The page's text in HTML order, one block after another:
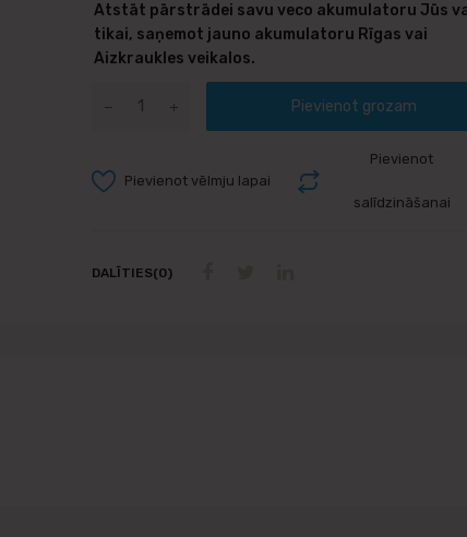
Atstāt pārstrādei savu veco akumulatoru Jūs
tikai, saņemot jauno akumulatoru Rīgas vai
Aizkraukles veikalos.
Pievienot grozam
Pievienot
salīdzināšanai
Pievienot vēlmju lapai
DALĪTIES(0)